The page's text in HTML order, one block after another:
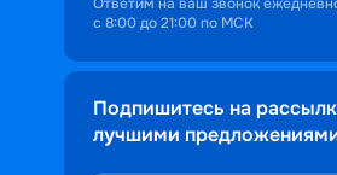
с 8:00 до 21:00 по МСК
Подпишитесь на
лучшими